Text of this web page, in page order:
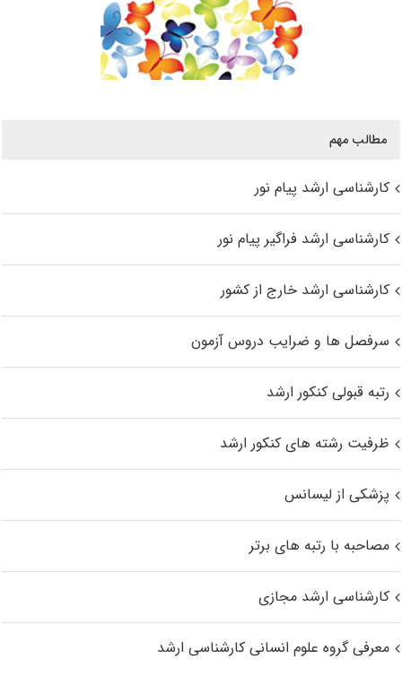
مطالب مهم
کارشناسی ارشد پیام نور
کارشناسی ارشد فراگیر پیام نور
کارشناسی ارشد خارج از کشور
سرفصل ها و ضرایب دروس آزمون
رتبه قبولی کنکور ارشد
ظرفیت رشته های کنکور ارشد
پزشکی از لیسانس
مصاحبه با رتبه های برتر
کارشناسی ارشد مجازی
معرفی گروه علوم انسانی کارشناسی ارشد